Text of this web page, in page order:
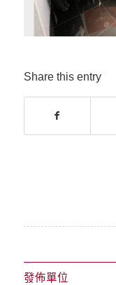
Share this entry
發佈單位